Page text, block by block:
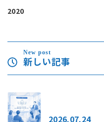
2020
New post
新しい記事
2026.07.24